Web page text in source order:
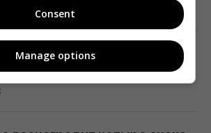
2026
самим": Трамп
на просьбу Зеленского
ракеты для системы Patriot
ножницы с помощью сахара
лайфхак от повара
Consent
Manage options